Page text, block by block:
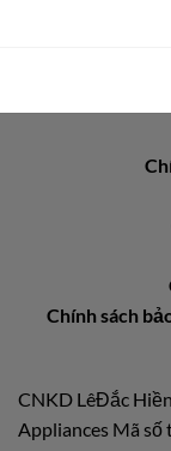
Chính sách
CNKD LêĐắc
Appliances Mã